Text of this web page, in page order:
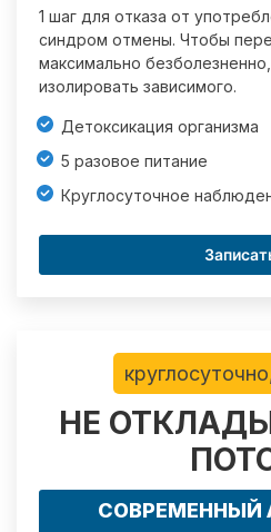
1 шаг для отказа от
синдром отмены. Чтобы
максимально
изолировать зависимого.
Детоксикация организма
5 разовое питание
Круглосуточное
НЕ
СОВРЕМЕННЫЙ